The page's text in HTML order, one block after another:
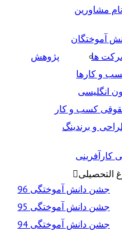
مشاورین
آموختگان
ها
پژوهش
و کارها
انگلیسی
کسب و کار
و برندینگ
کارآفرینی
التحصیلی
جشن دانش آموختگی 96
جشن دانش آموختگی 95
جشن دانش آموختگی 94